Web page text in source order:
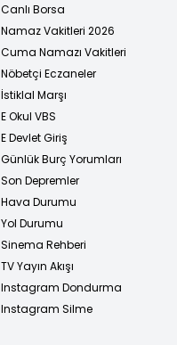
Canlı Borsa
Namaz Vakitleri 2026
Cuma Namazı Vakitleri
Nöbetçi Eczaneler
İstiklal Marşı
E Okul VBS
E Devlet Giriş
Günlük Burç Yorumları
Son Depremler
Hava Durumu
Yol Durumu
Sinema Rehberi
TV Yayın Akışı
Instagram Dondurma
Instagram Silme